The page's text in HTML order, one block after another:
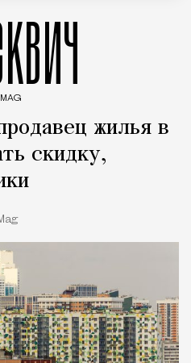
MAG
жилья в
скидку,